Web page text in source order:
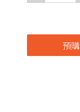
預購